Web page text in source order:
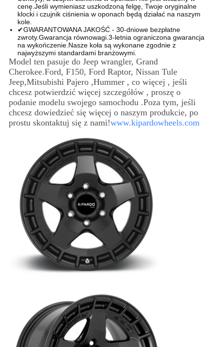
cenę.Jeśli wymieniasz uszkodzoną felgę, Twoje oryginalne
klocki i czujnik ciśnienia w oponach będą działać na naszym
kole.
✔GWARANTOWANA JAKOŚĆ - 30-dniowe bezpłatne
zwroty.Gwarancja równowagi.3-letnia ograniczona gwarancja
na wykończenie.Nasze koła są wykonane zgodnie z
najwyższymi standardami branżowymi.
Model ten pasuje do Jeep wrangler, Grand
Cherokee.Ford, F150, Ford Raptor, Nissan Tule
Jeep,Mitsubishi Pajero ,Hummer , co więcej , jeśli
chcesz potwierdzić więcej szczegółów , proszę o
podanie modelu swojego samochodu .Poza tym, jeśli
chcesz dowiedzieć się więcej o naszym produkcie, po
prostu skontaktuj się z nami!www.kipardowheels.com